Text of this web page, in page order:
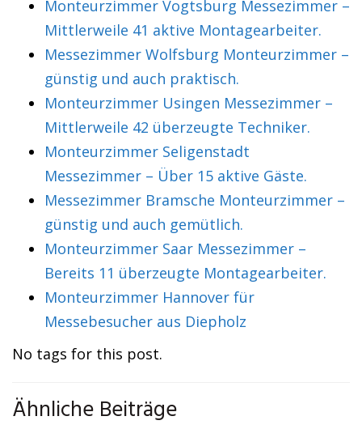
Monteurzimmer Vogtsburg Messezimmer –
Mittlerweile 41 aktive Montagearbeiter.
Messezimmer Wolfsburg Monteurzimmer –
günstig und auch praktisch.
Monteurzimmer Usingen Messezimmer –
Mittlerweile 42 überzeugte Techniker.
Monteurzimmer Seligenstadt
Messezimmer – Über 15 aktive Gäste.
Messezimmer Bramsche Monteurzimmer –
günstig und auch gemütlich.
Monteurzimmer Saar Messezimmer –
Bereits 11 überzeugte Montagearbeiter.
Monteurzimmer Hannover für
Messebesucher aus Diepholz
No tags for this post.
Ähnliche Beiträge